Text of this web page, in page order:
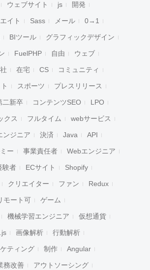
ウェブサイト js 開発
イト Sass メール 0→1
BIツール グラフィックデザイン
FuelPHP 自由 ウェブ
在宅 CS コミュニティ
スポーツ プレスリリース
二新卒 コンテンツSEO LPO
クス フルタイム webサービス
ンジニア 決済 Java API
ー 事業責任者 Webエンジニア
験者 ECサイト Shopify
クリエイター ファン Redux
モート可 ゲーム
機械学習エンジニア 仮想通貨
画像解析 行動解析
ティング 制作 Angular
務改善 アウトソーシング